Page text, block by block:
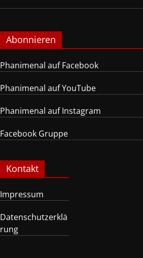
Abonnieren
Phanimenal auf Facebook
Phanimenal auf YouTube
Phanimenal auf Instagram
Facebook Gruppe
Kontakt
Impressum
Datenschutzerklä
rung